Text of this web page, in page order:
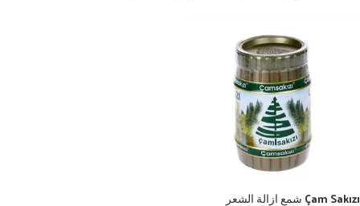
Çam Sakızı شمع ازالة الشعر